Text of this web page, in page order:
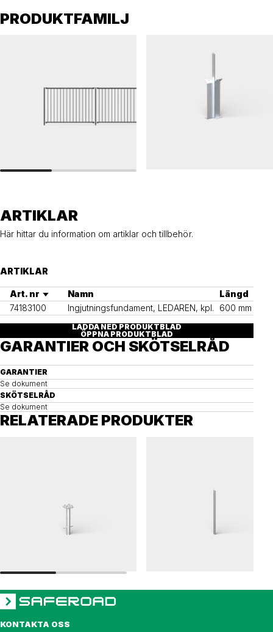
PRODUKTFAMILJ
ARTIKLAR
Här hittar du information om artiklar och tillbehör.
ARTIKLAR
Art. nr Namn
Längd
74183100
Ingjutningsfundament, LEDAREN, kpl. 600 mm
LADDA NED PRODUKTBLAD
ÖPPNA PRODUKTBLAD
GARANTIER OCH SKÖTSELRÅD
GARANTIER
Se dokument
SKÖTSELRÅD
Se dokument
RELATERADE PRODUKTER
KONTAKTA OSS